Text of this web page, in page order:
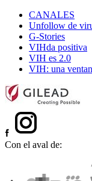
CANALES
Unfollow de
G-Stories
VIHda positiva
VIH es 2.0
VIH: una
Con el aval de: